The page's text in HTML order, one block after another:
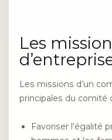
Les
Les missions d’un
principales du comité
Favoriser l’égalité